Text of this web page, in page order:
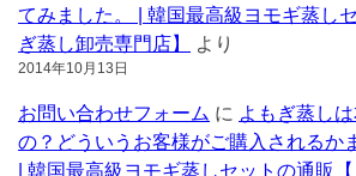
てみました。 | 韓国最高級ヨモギ蒸し
ぎ蒸し卸売専門店】
より
2014年10月13日
お問い合わせフォーム に よもぎ蒸し
の？どういうお客様がご購入されるか
| 韓国最高級ヨモギ蒸しセットの通販